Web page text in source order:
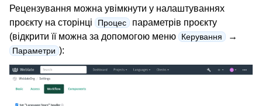
Рецензування можна увімкнути у налаштуваннях
проєкту на сторінці
Процес параметрів проєкту
(відкрити її можна за допомогою меню
Керування →
Параметри ):